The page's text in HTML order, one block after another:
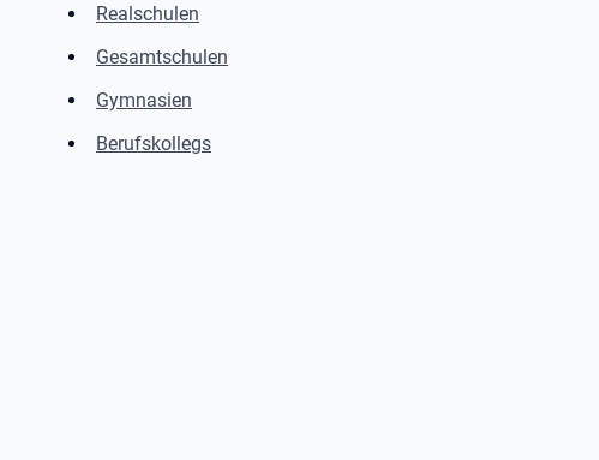
Realschulen
Gesamtschulen
Gymnasien
Berufskollegs